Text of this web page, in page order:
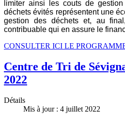
limiter ainsi les couts de
déchets évités représentent une
gestion des déchets et, au
contribuable qui en assure le
CONSULTER ICI LE
Centre de Tri de
2022
Détails
Mis à jour : 4 juillet 2022